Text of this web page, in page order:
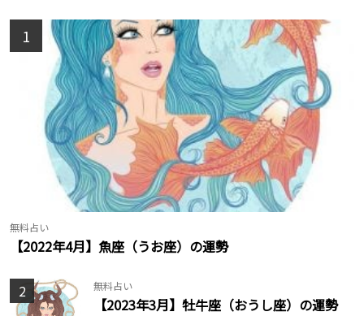
1
無料占い
【2022年4月】魚座（うお座）の運勢
2 無料占い
【2023年3月】牡牛座（おうし座）の運勢